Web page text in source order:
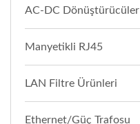
AC-DC Dönüştürücüler
Manyetikli RJ45
LAN Filtre Ürünleri
Ethernet/Güç Trafosu